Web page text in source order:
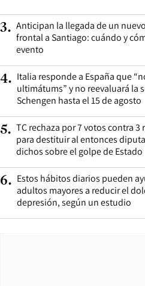
3. Anticipan la llegada de un
frontal a Santiago: cuándo y
evento
4. Italia responde a España que
ultimátums” y no reevaluará la
Schengen hasta el 15 de agosto
5. TC rechaza por 7 votos contra
para destituir al entonces
dichos sobre el golpe de Estado
6. Estos hábitos diarios pueden
adultos mayores a reducir el
depresión, según un estudio